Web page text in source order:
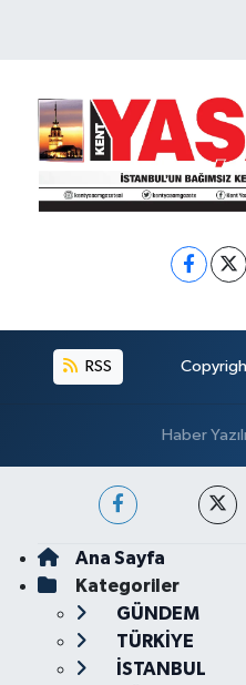
RSS
Haber
Ana Sayfa
Kategoriler
GÜNDEM
TÜRKİYE
İSTANBUL